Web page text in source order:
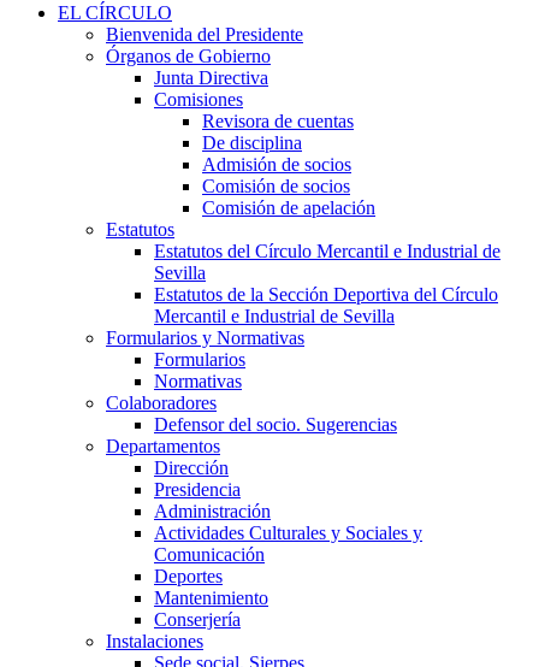
EL CÍRCULO
Bienvenida del Presidente
Órganos de Gobierno
Junta Directiva
Comisiones
Revisora de cuentas
De disciplina
Admisión de socios
Comisión de socios
Comisión de apelación
Estatutos
Estatutos del Círculo Mercantil e Industrial de
Sevilla
Estatutos de la Sección Deportiva del Círculo
Mercantil e Industrial de Sevilla
Formularios y Normativas
Formularios
Normativas
Colaboradores
Defensor del socio. Sugerencias
Departamentos
Dirección
Presidencia
Administración
Actividades Culturales y Sociales y
Comunicación
Deportes
Mantenimiento
Conserjería
Instalaciones
Sede social, Sierpes